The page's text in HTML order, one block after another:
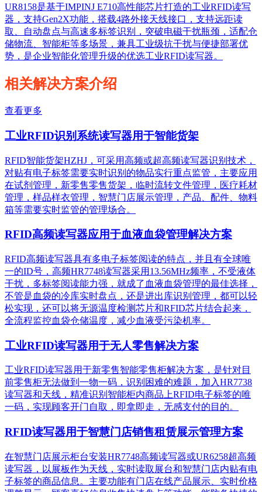
UR8158是基于IMPINJ E710高性能芯片打造的工业RFID读写
器，支持Gen2X功能，搭载4路外接天线接口，支持远距读
取、自动盘点与高速多标签识别，突破电磁干扰瓶颈，适配仓
储物流、智能柜等多场景，兼具工业级抗干扰与便捷部署优
势，是企业智能化管理升级的优选工业RFID读写器。
相关解决方案介绍
查看更多
工业RFID识别系统读写器用于智能货架
RFID智能货架HZHJ，可采用高频或超高频读写器识别技术，
对贴有电子标签需要实时识别的物品实行重点监管，主要应用
在试剂管理，新零售零售货架，临时流转文件管理，医疗耗材
管理，样品样衣管理，智慧门店展示管理，产品、配件、物料
箱等需要实时监管的管理场合。
RFID高频读写器应用于血液血袋管理解决方案
RFID高频读写器具有多电子标签阅读的特点，并且有全球唯
一的ID号，高频HR7748读写器采用13.56MHz频率，不受液体
干扰，多标签阅读能力强，就成了血液血袋管理的最佳选择，
不管是血袋的冷库实时盘点，还是进出库识别管理，都可以轻
松实现，还可以将无源温度检测芯片和RFID芯片结合起来，
全流程监控血袋仓储温度，减少血液受污染机率。
工业RFID读写器用于无人零售解决方案
工业RFID读写器用于新零售智能零售柜解决方案，是针对目
前零售柜无法做到一物一码，识别困难的难题，加入HR7738
读写器和天线，精准识别​智能柜内商品上RFID电子标签的唯
一码，实现顾客开门自取，即拿即走，无感支付的目的。
RFID读写器用于智慧门店销售租赁展示管理方案
在智慧门店展示柜台安装HR7748高频读写器或UR6258超高频
读写器，以展板作为天线，实时读取展台和智慧门店内贴有电
子标签的商品信息。主要功能有门店在线产品展示、实时价格